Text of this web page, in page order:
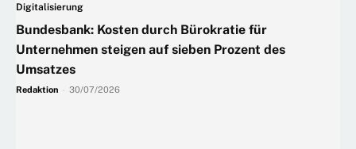
Digitalisierung
Bundesbank: Kosten durch Bürokratie für
Unternehmen steigen auf sieben Prozent des
Umsatzes
Redaktion 30/07/2026